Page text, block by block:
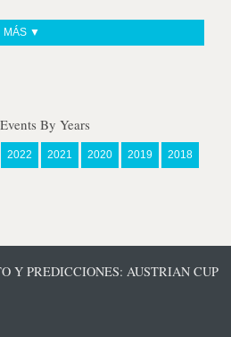
MÁS ▼
By Years
2022 2021 2020 2019 2018
Y PREDICCIONES: AUSTRIAN CUP